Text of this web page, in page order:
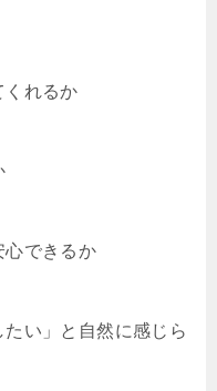
くれるか
心できるか
い」と自然に感じら